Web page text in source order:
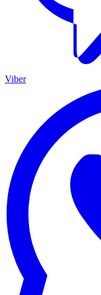
Viber